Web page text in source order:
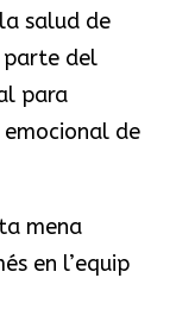
salud de
parte del
para
de
mena
en l’equip